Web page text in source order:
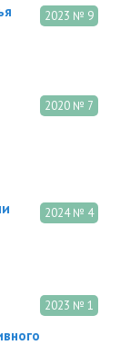
2023 № 9
2020 № 7
2024 № 4
2023 № 1